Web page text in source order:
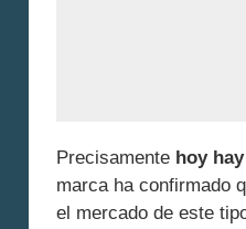
Precisamente hoy
marca ha confirmado
el mercado de este